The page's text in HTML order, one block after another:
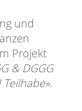
und
Projekt
& DGGG
.